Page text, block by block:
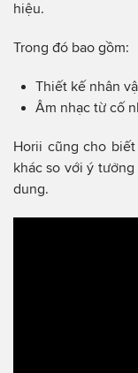
hiệu.
Trong đó bao gồm:
Thiết kế nhân
Âm nhạc từ cố
Horii cũng cho
khác so với ý
dung.